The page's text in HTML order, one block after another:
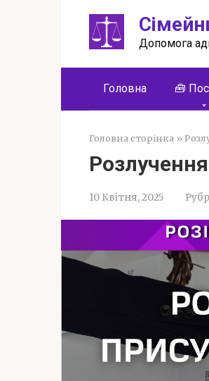
Допомога
Головна 🧰
Головна сторінка »
10 Квітня, 2025